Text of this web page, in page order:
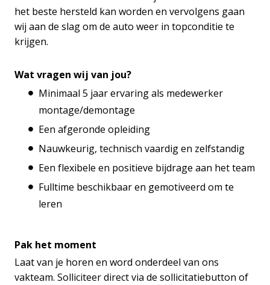
het beste hersteld kan worden en vervolgens gaan
wij aan de slag om de auto weer in topconditie te
krijgen.
Wat vragen wij van jou?
Minimaal 5 jaar ervaring als medewerker
montage/demontage
Een afgeronde opleiding
Nauwkeurig, technisch vaardig en zelfstandig
Een flexibele en positieve bijdrage aan het team
Fulltime beschikbaar en gemotiveerd om te
leren
Pak het moment
Laat van je horen en word onderdeel van ons
vakteam. Solliciteer direct via de sollicitatiebutton of